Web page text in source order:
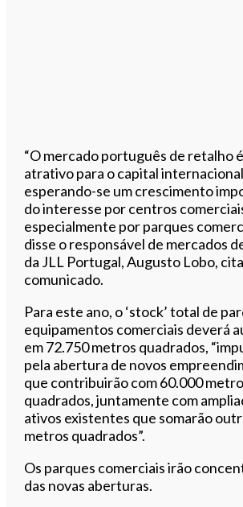
“O mercado português de retalho
atrativo para o capital
esperando-se um crescimento
do interesse por centros
especialmente por parques
disse o responsável de mercados
da JLL Portugal, Augusto Lobo,
comunicado.
Para este ano, o ‘stock’ total de
equipamentos comerciais deverá
em 72.750 metros quadrados,
pela abertura de novos
que contribuirão com 60.000
quadrados, juntamente com
ativos existentes que somarão
metros quadrados”.
Os parques comerciais irão
das novas aberturas.